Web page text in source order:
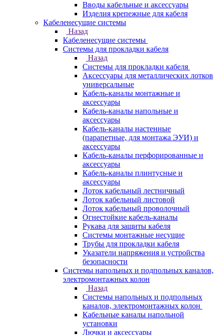
Вводы кабельные и аксессуары
Изделия крепежные для кабеля
Кабеленесущие системы
Назад
Кабеленесущие системы
Системы для прокладки кабеля
Назад
Системы для прокладки кабеля
Аксессуары для металлических лотков
универсальные
Кабель-каналы монтажные и
аксессуары
Кабель-каналы напольные и
аксессуары
Кабель-каналы настенные
(парапетные, для монтажа ЭУИ) и
аксессуары
Кабель-каналы перфорированные и
аксессуары
Кабель-каналы плинтусные и
аксессуары
Лоток кабельный лестничный
Лоток кабельный листовой
Лоток кабельный проволочный
Огнестойкие кабель-каналы
Рукава для защиты кабеля
Системы монтажные несущие
Трубы для прокладки кабеля
Указатели напряжения и устройства
безопасности
Системы напольных и подпольных каналов,
электромонтажных колон
Назад
Системы напольных и подпольных
каналов, электромонтажных колон
Кабельные каналы напольной
установки
Лючки и аксессуары